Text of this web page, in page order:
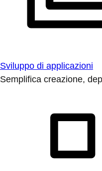
Sviluppo di applicazioni
Semplifica creazione,